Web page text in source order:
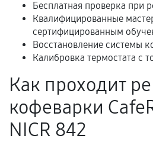
В некоторых случаях
расширенной гарантии.
условия продления
Когда гарантия не
Бесплатная проверка при
Квалифицированные
сертифицированным
Восстановление системы
Калибровка термостата с
Как проходит
кофеварки
NICR 842